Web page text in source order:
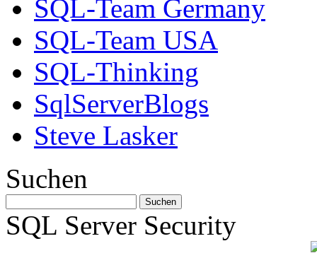
SQL-Team Germany
SQL-Team USA
SQL-Thinking
SqlServerBlogs
Steve Lasker
Suchen
SQL Server Security